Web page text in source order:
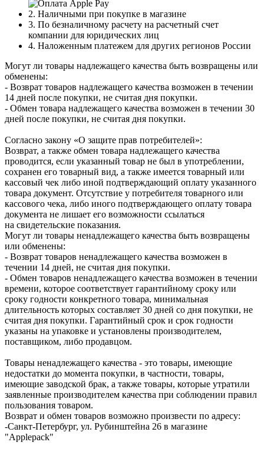
2. Наличными при покупке в магазине
3. По безналичному расчету на расчетный счет
компании для юридических лиц
4. Наложенным платежем для других регионов России
Могут ли товары надлежащего качества быть возвращены или
обменены:
- Возврат товаров надлежащего качества возможен в течении
14 дней после покупки, не считая дня покупки.
- Обмен товара надлежащего качества возможен в течении 30
дней после покупки, не считая дня покупки.
Согласно закону «О защите прав потребителей»:
Возврат, а также обмен товара надлежащего качества
проводится, если указанный товар не был в употреблении,
сохранен его товарный вид, а также имеется товарный или
кассовый чек либо иной подтверждающий оплату указанного
товара документ. Отсутствие у потребителя товарного или
кассового чека, либо иного подтверждающего оплату товара
документа не лишает его возможности ссылаться
на свидетельские показания.
Могут ли товары ненадлежащего качества быть возвращены
или обменены:
- Возврат товаров ненадлежащего качества возможен в
течении 14 дней, не считая дня покупки.
- Обмен товаров ненадлежащего качества возможен в течении
времени, которое соответствует гарантийному сроку или
сроку годности конкретного товара, минимальная
длительность которых составляет 30 дней со дня покупки, не
считая дня покупки. Гарантийный срок и срок годности
указаны на упаковке и установлены производителем,
поставщиком, либо продавцом.
Товары ненадлежащего качества - это товары, имеющие
недостатки до момента покупки, в частности, товары,
имеющие заводской брак, а также товары, которые утратили
заявленные производителем качества при соблюдении правил
пользования товаром.
Возврат и обмен товаров возможно произвести по адресу:
-Санкт-Петербург, ул. Рубинштейна 26 в магазине
"Applepack"